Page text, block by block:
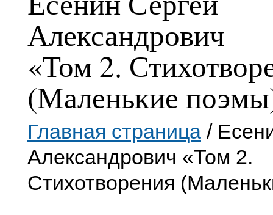
Александрович
«Том 2.
(Маленькие
Главная страница /
Александрович «Том 2.
Стихотворения